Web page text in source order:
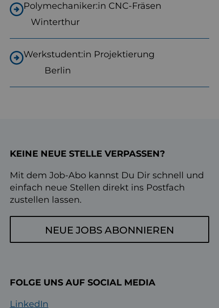
Polymechaniker:in CNC-Fräsen
Winterthur
Werkstudent:in Projektierung
Berlin
KEINE NEUE STELLE VERPASSEN?
Mit dem Job-Abo kannst Du Dir schnell und
einfach neue Stellen direkt ins Postfach
zustellen lassen.
NEUE JOBS ABONNIEREN
FOLGE UNS AUF SOCIAL MEDIA
LinkedIn